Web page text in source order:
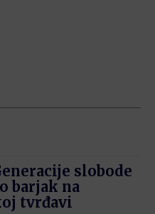
slobode
barjak na
tvrđavi